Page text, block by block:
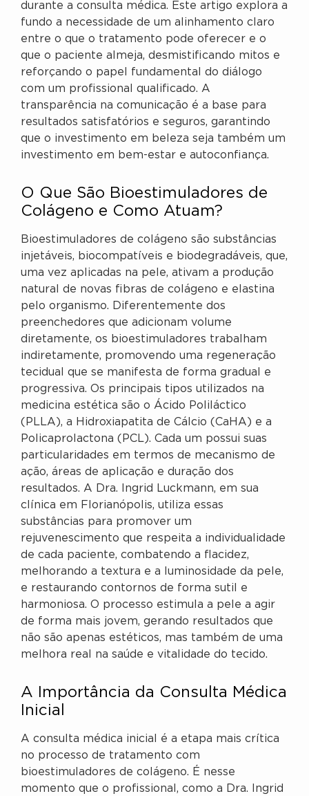
durante a consulta médica. Este artigo explora a
fundo a necessidade de um alinhamento claro
entre o que o tratamento pode oferecer e o
que o paciente almeja, desmistificando mitos e
reforçando o papel fundamental do diálogo
com um profissional qualificado. A
transparência na comunicação é a base para
resultados satisfatórios e seguros, garantindo
que o investimento em beleza seja também um
investimento em bem-estar e autoconfiança.
O Que São Bioestimuladores de
Colágeno e Como Atuam?
Bioestimuladores de colágeno são substâncias
injetáveis, biocompatíveis e biodegradáveis, que,
uma vez aplicadas na pele, ativam a produção
natural de novas fibras de colágeno e elastina
pelo organismo. Diferentemente dos
preenchedores que adicionam volume
diretamente, os bioestimuladores trabalham
indiretamente, promovendo uma regeneração
tecidual que se manifesta de forma gradual e
progressiva. Os principais tipos utilizados na
medicina estética são o Ácido Poliláctico
(PLLA), a Hidroxiapatita de Cálcio (CaHA) e a
Policaprolactona (PCL). Cada um possui suas
particularidades em termos de mecanismo de
ação, áreas de aplicação e duração dos
resultados. A Dra. Ingrid Luckmann, em sua
clínica em Florianópolis, utiliza essas
substâncias para promover um
rejuvenescimento que respeita a individualidade
de cada paciente, combatendo a flacidez,
melhorando a textura e a luminosidade da pele,
e restaurando contornos de forma sutil e
harmoniosa. O processo estimula a pele a agir
de forma mais jovem, gerando resultados que
não são apenas estéticos, mas também de uma
melhora real na saúde e vitalidade do tecido.
A Importância da Consulta Médica
Inicial
A consulta médica inicial é a etapa mais crítica
no processo de tratamento com
bioestimuladores de colágeno. É nesse
momento que o profissional, como a Dra. Ingrid